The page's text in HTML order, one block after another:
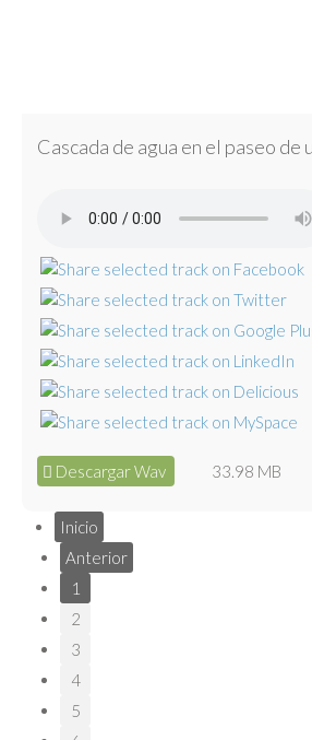
Cascada de agua en el paseo de
Descargar Wav 33.98 MB
Inicio
Anterior
1
2
3
4
5